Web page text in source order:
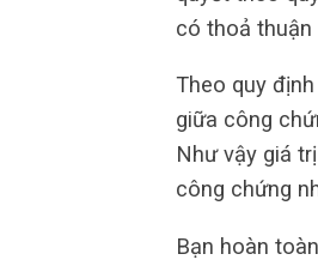
có thoả thuận
Theo quy
giữa công
Như vậy giá
công chứng
Bạn hoàn